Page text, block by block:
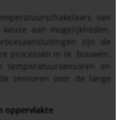
van
aan mogelijkheden.
zijn de
processen in te bouwen.
en
sensoren over de lange
oppervlakte